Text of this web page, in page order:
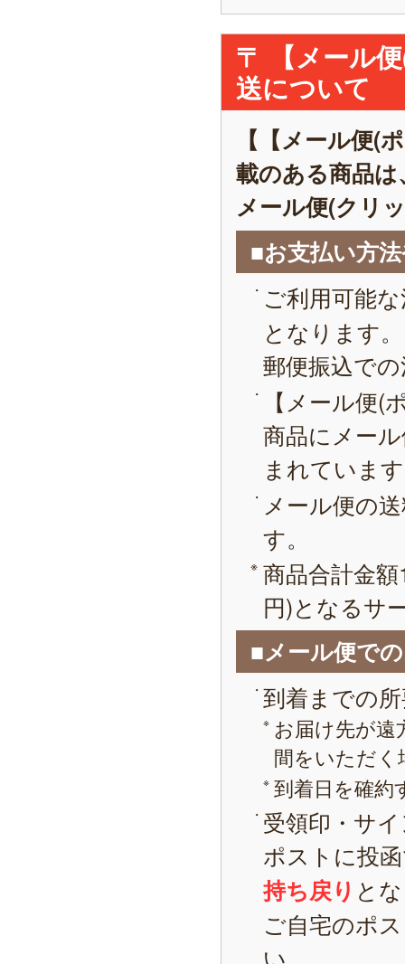
〒 【メール
送について
【【メール便(
載のある商品
メール便(クリ
■お支払い方
ご利用可能
となります。
郵便振込で
【メール便(
商品にメー
まれていま
メール便の
す。
商品合計金
円)となるサ
■メール便で
到着までの
お届け先が遠
間をいただ
到着日を確約
受領印・サ
ポストに投
持ち戻り と
ご自宅のポ
い。